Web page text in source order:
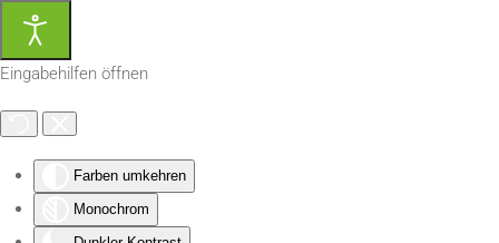
Eingabehilfen öffnen
Farben umkehren
Monochrom
Zum Hauptinhalt springen